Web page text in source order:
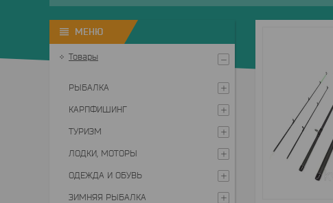
Товары
РЫБАЛКА
КАРПФИШИНГ
ТУРИЗМ
ЛОДКИ, МОТОРЫ
ОДЕЖДА И ОБУВЬ
ЗИМНЯЯ РЫБАЛКА